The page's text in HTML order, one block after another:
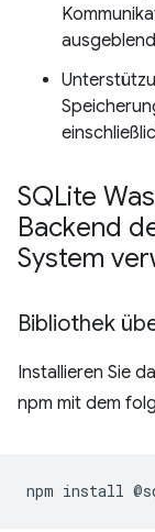
SQLite
Backend
System
Bibliothek
Installieren Sie
npm mit dem
npm install